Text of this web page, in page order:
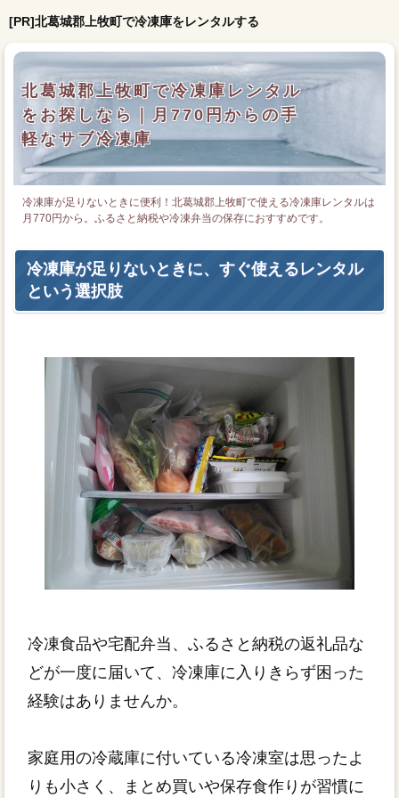
[PR]北葛城郡上牧町で冷凍庫をレンタルする
北葛城郡上牧町で冷凍庫レンタル
をお探しなら｜月770円からの手
軽なサブ冷凍庫
冷凍庫が足りないときに便利！北葛城郡上牧町で使える冷凍庫レンタルは
月770円から。ふるさと納税や冷凍弁当の保存におすすめです。
冷凍庫が足りないときに、すぐ使えるレンタル
という選択肢
冷凍食品や宅配弁当、ふるさと納税の返礼品な
どが一度に届いて、冷凍庫に入りきらず困った
経験はありませんか。
家庭用の冷蔵庫に付いている冷凍室は思ったよ
りも小さく、まとめ買いや保存食作りが習慣に